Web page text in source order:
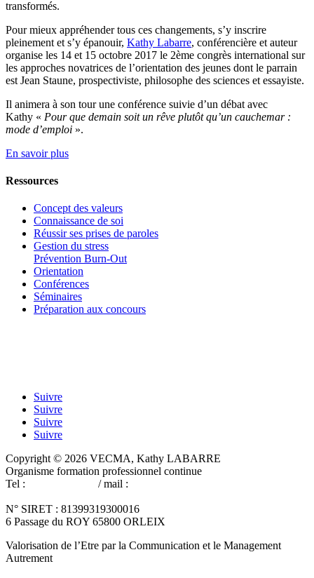
transformés.
Pour mieux appréhender tous ces changements, s’y inscrire
pleinement et s’y épanouir, Kathy Labarre, conférencière et auteur
organise les 14 et 15 octobre 2017 le 2ème congrès international sur
les approches novatrices de l’orientation des jeunes dont le parrain
est Jean Staune, prospectiviste, philosophe des sciences et essayiste.
Il animera à son tour une conférence suivie d’un débat avec
Kathy « Pour que demain soit un rêve plutôt qu’un cauchemar :
mode d’emploi ».
En savoir plus
Ressources
Concept des valeurs
Connaissance de soi
Réussir ses prises de paroles
Gestion du stress
Prévention Burn-Out
Orientation
Conférences
Séminaires
Préparation aux concours
Suivre
Suivre
Suivre
Suivre
Copyright © 2026 VECMA, Kathy LABARRE
Organisme formation professionnel continue
Tel :
/ mail :
N° SIRET : 81399319300016
6 Passage du ROY 65800 ORLEIX
Valorisation de l’Etre par la Communication et le Management
Autrement